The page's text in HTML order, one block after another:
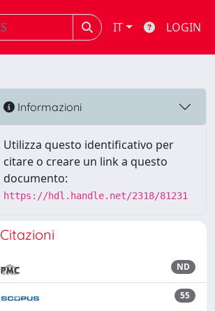
IT LOGIN
Informazioni
Utilizza questo identificativo per
citare o creare un link a questo
documento:
https://hdl.handle.net/2318/81231
Citazioni
ND
55